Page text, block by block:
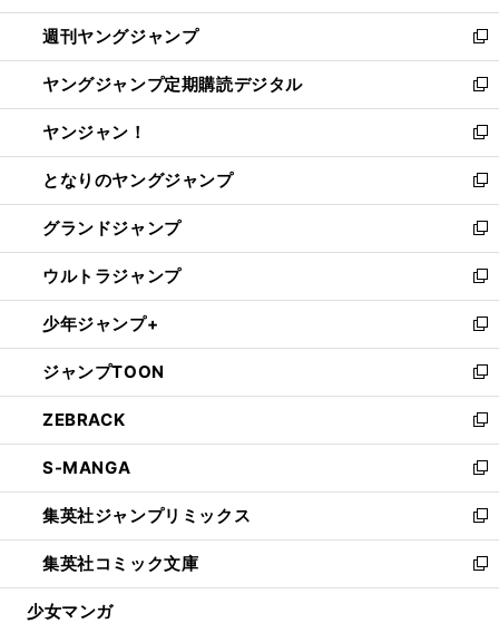
開
く
ウ
で
開
く
ン
ド
ウ
で
開
く
ウ
ィ
ン
ド
ウ
で
開
く
週刊ヤングジャンプ
新
し
い
ウ
ィ
ン
ド
ウ
で
開
く
ヤングジャンプ定期購読デジタル
新
し
い
ウ
ィ
ン
ド
ウ
で
開
く
ヤンジャン！
新
し
い
ウ
ィ
ン
ド
ウ
で
開
く
となりのヤングジャンプ
新
し
い
ウ
ィ
ン
ド
ウ
で
開
く
グランドジャンプ
新
し
い
ウ
ィ
ン
ド
ウ
で
開
く
ウルトラジャンプ
新
し
い
ウ
ィ
ン
ド
ウ
で
開
く
少年ジャンプ+
新
し
い
ウ
ィ
ン
ド
ウ
で
開
く
ジャンプTOON
新
し
い
ウ
ィ
ン
ド
ウ
で
開
ZEBRACK
新
し
い
ウ
ィ
ン
ド
ウ
S-MANGA
新
し
い
ウ
ィ
ン
集英社ジャンプリミックス
新
し
い
ウ
集英社コミック文庫
新
し
少女マンガ